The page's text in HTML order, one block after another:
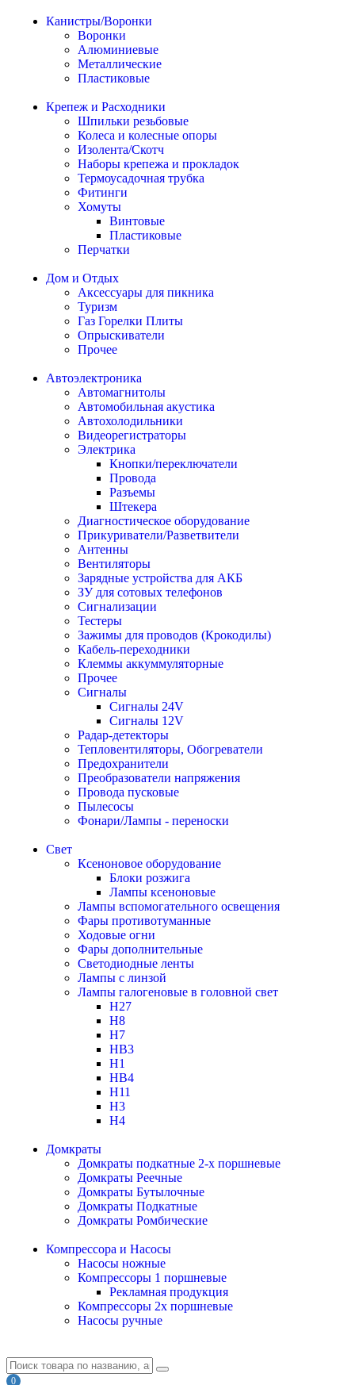
Канистры/Воронки
Воронки
Алюминиевые
Металлические
Пластиковые
Крепеж и Расходники
Шпильки резьбовые
Колеса и колесные опоры
Изолента/Скотч
Наборы крепежа и прокладок
Термоусадочная трубка
Фитинги
Хомуты
Винтовые
Пластиковые
Перчатки
Дом и Отдых
Аксессуары для пикника
Туризм
Газ Горелки Плиты
Опрыскиватели
Прочее
Автоэлектроника
Автомагнитолы
Автомобильная акустика
Автохолодильники
Видеорегистраторы
Электрика
Кнопки/переключатели
Провода
Разъемы
Штекера
Диагностическое оборудование
Прикуриватели/Разветвители
Антенны
Вентиляторы
Зарядные устройства для АКБ
ЗУ для сотовых телефонов
Сигнализации
Тестеры
Зажимы для проводов (Крокодилы)
Кабель-переходники
Клеммы аккуммуляторные
Прочее
Сигналы
Сигналы 24V
Сигналы 12V
Радар-детекторы
Тепловентиляторы, Обогреватели
Предохранители
Преобразователи напряжения
Провода пусковые
Пылесосы
Фонари/Лампы - переноски
Свет
Ксеноновое оборудование
Блоки розжига
Лампы ксеноновые
Лампы вспомогательного освещения
Фары противотуманные
Ходовые огни
Фары дополнительные
Светодиодные ленты
Лампы с линзой
Лампы галогеновые в головной свет
H27
H8
H7
HB3
H1
HB4
H11
H3
H4
Домкраты
Домкраты подкатные 2-х поршневые
Домкраты Реечные
Домкраты Бутылочные
Домкраты Подкатные
Домкраты Ромбические
Компрессора и Насосы
Насосы ножные
Компрессоры 1 поршневые
Рекламная продукция
Компрессоры 2х поршневые
Насосы ручные
0